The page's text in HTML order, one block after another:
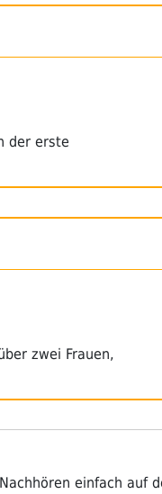
der erste
zwei Frauen,
einfach auf